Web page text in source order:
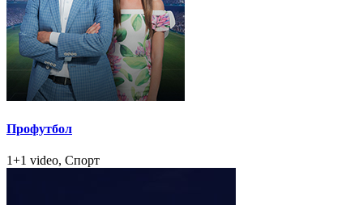
Профутбол
1+1 video, Спорт